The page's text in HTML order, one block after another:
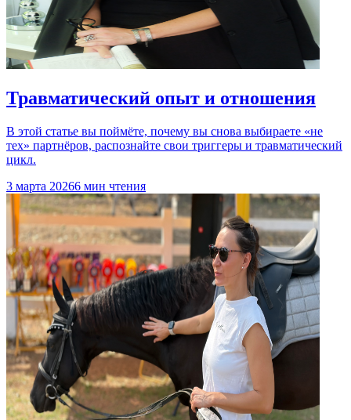
Травматический опыт и отношения
В этой статье вы поймёте, почему вы снова выбираете «не
тех» партнёров, распознайте свои триггеры и травматический
цикл.
3 марта 20266 мин чтения